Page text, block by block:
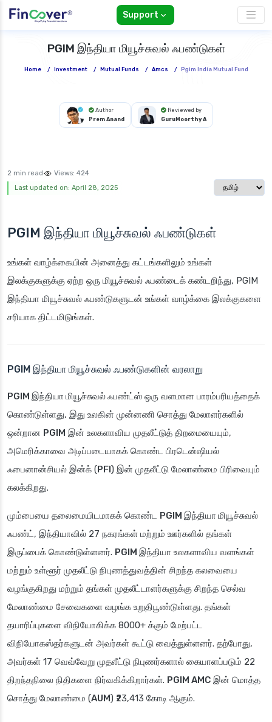
Support
PGIM இந்தியா மியூச்சுவல் ஃபண்டுகள்
Home / Investment / Mutual Funds / Amcs / Pgim India Mutual Fund
Author
Prem Anand
Reviewed by
GuruMoorthy A
2 min read Views: 424
Last updated on: April 28, 2025
Select
PGIM இந்தியா மியூச்சுவல் ஃபண்டுகள்
உங்கள் வாழ்க்கையின் அனைத்து கட்டங்களிலும் உங்கள்
இலக்குகளுக்கு ஏற்ற ஒரு மியூச்சுவல் ஃபண்டைக் கண்டறிந்து, PGIM
இந்தியா மியூச்சுவல் ஃபண்டுகளுடன் உங்கள் வாழ்க்கை இலக்குகளை
சரியாக திட்டமிடுங்கள்.
PGIM இந்தியா மியூச்சுவல் ஃபண்டுகளின் வரலாறு
PGIM இந்தியா மியூச்சுவல் ஃபண்ட்ஸ் ஒரு வளமான பாரம்பரியத்தைக்
கொண்டுள்ளது, இது உலகின் முன்னணி சொத்து மேலாளர்களில்
ஒன்றான PGIM இன் உலகளாவிய முதலீட்டுத் திறமையையும்,
அமெரிக்காவை அடிப்படையாகக் கொண்ட பிரடென்ஷியல்
ஃபைனான்சியல் இன்க் (PFI) இன் முதலீட்டு மேலாண்மை பிரிவையும்
கலக்கிறது.
மும்பையை தலைமையிடமாகக் கொண்ட PGIM இந்தியா மியூச்சுவல்
ஃபண்ட், இந்தியாவில் 27 நகரங்கள் மற்றும் ஊர்களில் தங்கள்
இருப்பைக் கொண்டுள்ளனர். PGIM இந்தியா உலகளாவிய வளங்கள்
மற்றும் உள்ளூர் முதலீட்டு நிபுணத்துவத்தின் சிறந்த கலவையை
வழங்குகிறது மற்றும் தங்கள் முதலீட்டாளர்களுக்கு சிறந்த செல்வ
மேலாண்மை சேவைகளை வழங்க உறுதிபூண்டுள்ளது. தங்கள்
தயாரிப்புகளை விநியோகிக்க 8000+ க்கும் மேற்பட்ட
விநியோகஸ்தர்களுடன் அவர்கள் கூட்டு வைத்துள்ளனர். தற்போது,
அவர்கள் 17 வெவ்வேறு முதலீட்டு நிபுணர்களால் கையாளப்படும் 22
திறந்தநிலை நிதிகளை நிர்வகிக்கிறார்கள். PGIM AMC இன் மொத்த
சொத்து மேலாண்மை (AUM) ₹23,413 கோடி ஆகும்.